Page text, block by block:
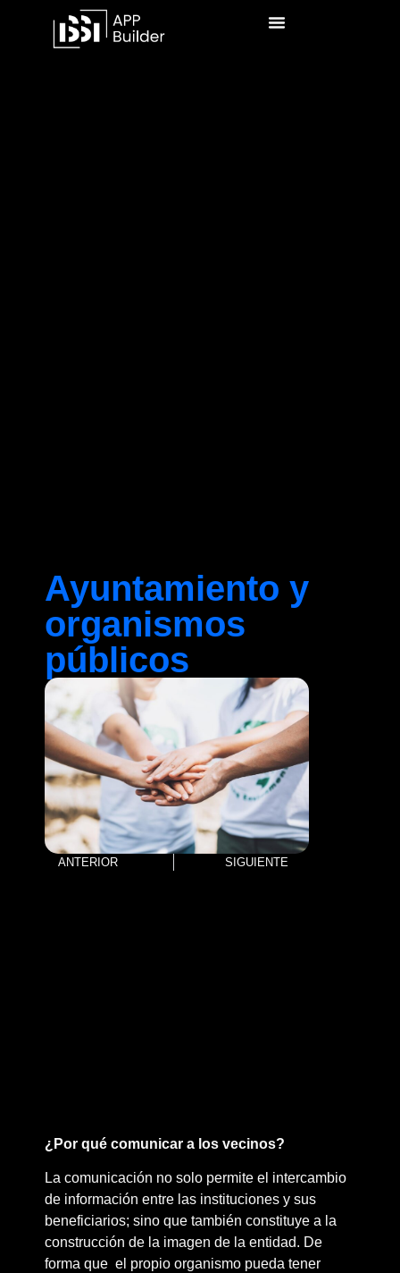
Ayuntamiento y
organismos
públicos
ANTERIOR SIGUIENTE
¿Por qué comunicar a los vecinos?
La comunicación no solo permite el intercambio
de información entre las instituciones y sus
beneficiarios; sino que también constituye a la
construcción de la imagen de la entidad. De
forma que el propio organismo pueda tener